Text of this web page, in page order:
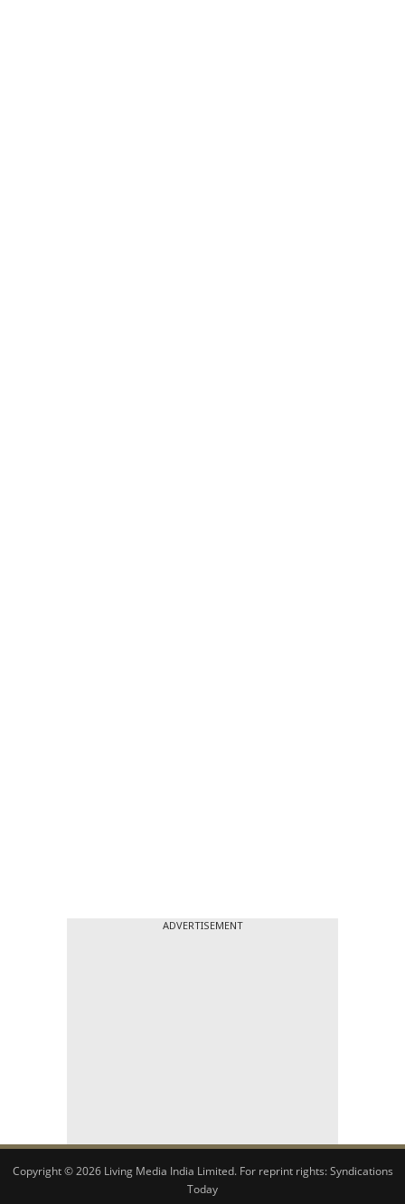
ADVERTISEMENT
Copyright © 2026 Living Media India Limited. For reprint rights:Syndications
Today